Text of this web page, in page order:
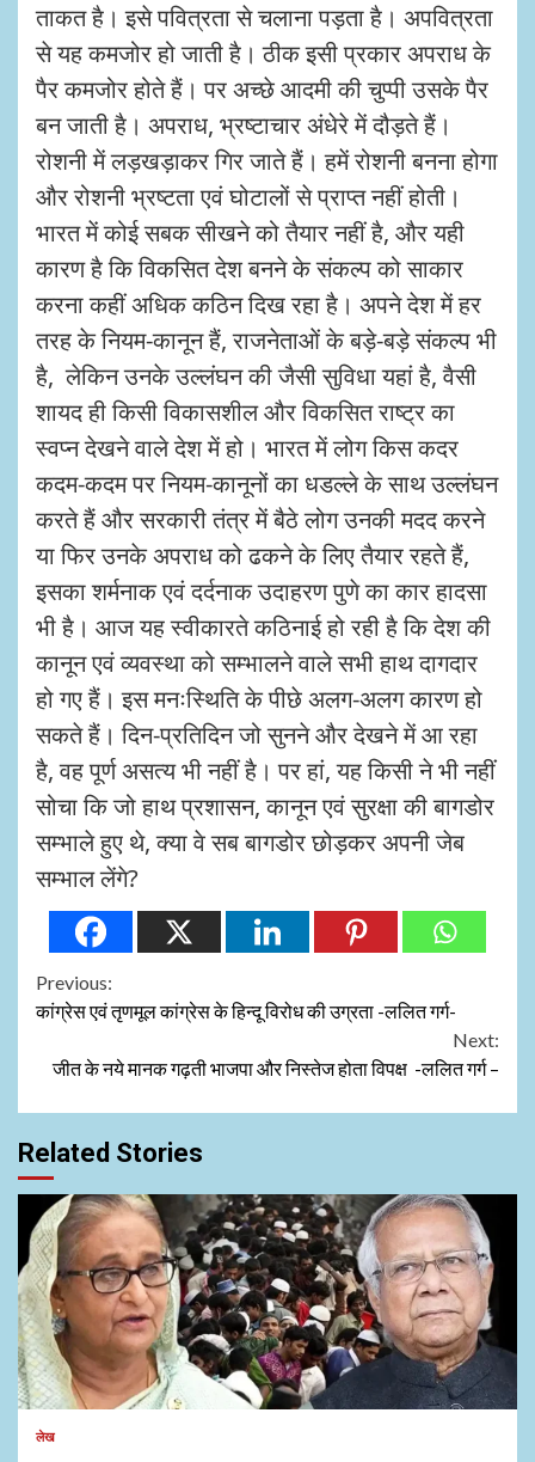
ताकत है। इसे पवित्रता से चलाना पड़ता है। अपवित्रता
से यह कमजोर हो जाती है। ठीक इसी प्रकार अपराध के
पैर कमजोर होते हैं। पर अच्छे आदमी की चुप्पी उसके पैर
बन जाती है। अपराध, भ्रष्टाचार अंधेरे में दौड़ते हैं।
रोशनी में लड़खड़ाकर गिर जाते हैं। हमें रोशनी बनना होगा
और रोशनी भ्रष्टता एवं घोटालों से प्राप्त नहीं होती।
भारत में कोई सबक सीखने को तैयार नहीं है, और यही
कारण है कि विकसित देश बनने के संकल्प को साकार
करना कहीं अधिक कठिन दिख रहा है। अपने देश में हर
तरह के नियम-कानून हैं, राजनेताओं के बड़े-बड़े संकल्प भी
है, लेकिन उनके उल्लंघन की जैसी सुविधा यहां है, वैसी
शायद ही किसी विकासशील और विकसित राष्ट्र का
स्वप्न देखने वाले देश में हो। भारत में लोग किस कदर
कदम-कदम पर नियम-कानूनों का धडल्ले के साथ उल्लंघन
करते हैं और सरकारी तंत्र में बैठे लोग उनकी मदद करने
या फिर उनके अपराध को ढकने के लिए तैयार रहते हैं,
इसका शर्मनाक एवं दर्दनाक उदाहरण पुणे का कार हादसा
भी है। आज यह स्वीकारते कठिनाई हो रही है कि देश की
कानून एवं व्यवस्था को सम्भालने वाले सभी हाथ दागदार
हो गए हैं। इस मनःस्थिति के पीछे अलग-अलग कारण हो
सकते हैं। दिन-प्रतिदिन जो सुनने और देखने में आ रहा
है, वह पूर्ण असत्य भी नहीं है। पर हां, यह किसी ने भी नहीं
सोचा कि जो हाथ प्रशासन, कानून एवं सुरक्षा की बागडोर
सम्भाले हुए थे, क्या वे सब बागडोर छोड़कर अपनी जेब
सम्भाल लेंगे?
Continue
Reading
Previous:
कांग्रेस एवं तृणमूल कांग्रेस के हिन्दू विरोध की उग्रता -ललित गर्ग-
Next:
जीत के नये मानक गढ़ती भाजपा और निस्तेज होता विपक्ष -ललित गर्ग –
Related Stories
1 min read
लेख